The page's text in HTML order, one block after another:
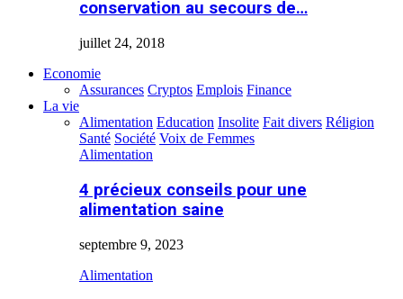
conservation au secours de…
juillet 24, 2018
Economie
Assurances Cryptos Emplois Finance
La vie
Alimentation Education Insolite Fait divers Réligion
Santé Société Voix de Femmes
Alimentation
4 précieux conseils pour une
alimentation saine
septembre 9, 2023
Alimentation